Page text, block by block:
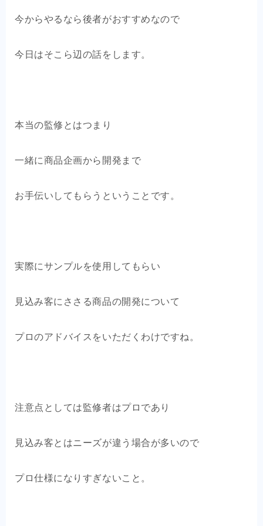
今からやるなら後者がおすすめなので
今日はそこら辺の話をします。
本当の監修とはつまり
一緒に商品企画から開発まで
お手伝いしてもらうということです。
実際にサンプルを使用してもらい
見込み客にささる商品の開発について
プロのアドバイスをいただくわけですね。
注意点としては監修者はプロであり
見込み客とはニーズが違う場合が多いので
プロ仕様になりすぎないこと。